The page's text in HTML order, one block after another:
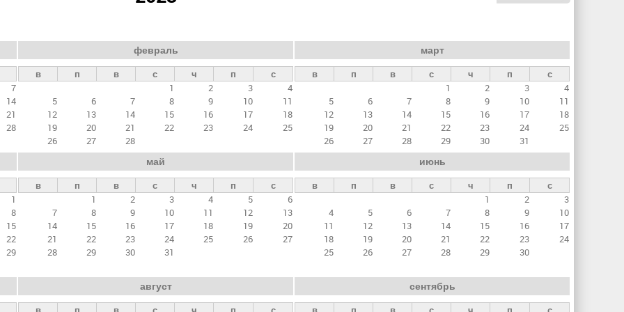
7
14
21
28
февраль
в п в с ч п
с
1
2 3
4
5
6 7 8 9 10
11
12
13 14 15 16 17
18
19
20 21 22 23 24
25
26
27 28
март
в п в с ч п
с
1
2 3
4
5
6 7 8 9 10
11
12
13 14 15 16 17
18
19
20 21 22 23 24
25
26
27 28 29 30 31
1
8
15
22
29
май
в п в с ч п
с
1
2 3 4 5
6
7
8 9 10 11 12
13
14
15 16 17 18 19
20
21
22 23 24 25 26
27
28
29 30 31
июнь
в п в с ч п
с
1
2
3
4
5 6 7 8 9
10
11
12 13 14 15 16
17
18
19 20 21 22 23
24
25
26 27 28 29 30
август сентябрь